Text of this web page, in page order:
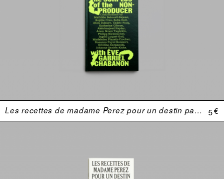
Les recettes de madame Perez pour un destin parfait 5 €